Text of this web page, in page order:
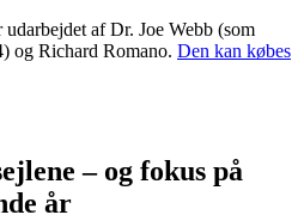
af Dr. Joe Webb (som
og Richard Romano. Den kan købes
– og fokus på
år